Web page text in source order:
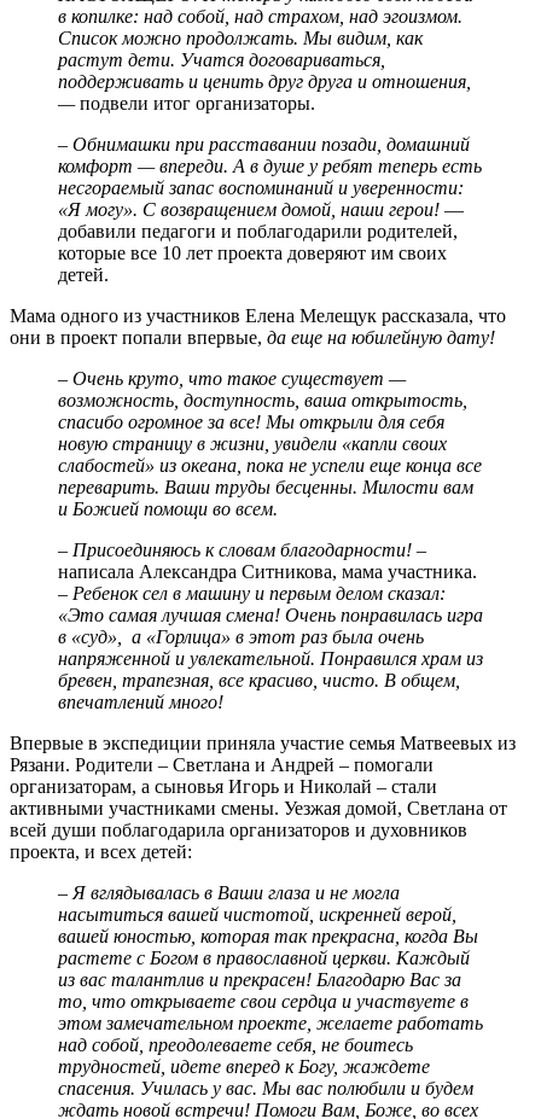
в копилке: над собой, над страхом, над эгоизмом.
Список можно продолжать. Мы видим, как
растут дети. Учатся договариваться,
поддерживать и ценить друг друга и отношения,
—подвели итог организаторы.
– Обнимашки при расставании позади, домашний
комфорт — впереди. А в душе у ребят теперь есть
несгораемый запас воспоминаний и уверенности:
«Я могу». С возвращением домой, наши герои! —
добавили педагоги и поблагодарили родителей,
которые все 10 лет проекта доверяют им своих
детей.
Мама одного из участников Елена Мелещук рассказала, что
они в проект попали впервые, да еще на юбилейную дату!
– Очень круто, что такое существует —
возможность, доступность, ваша открытость,
спасибо огромное за все! Мы открыли для себя
новую страницу в жизни, увидели «капли своих
слабостей» из океана, пока не успели еще конца все
переварить. Ваши труды бесценны. Милости вам
и Божией помощи во всем.
– Присоединяюсь к словам благодарности! –
написала Александра Ситникова, мама участника.
– Ребенок сел в машину и первым делом сказал:
«Это самая лучшая смена! Очень понравилась игра
в «суд», а «Горлица» в этот раз была очень
напряженной и увлекательной. Понравился храм из
бревен, трапезная, все красиво, чисто. В общем,
впечатлений много!
Впервые в экспедиции приняла участие семья Матвеевых из
Рязани. Родители – Светлана и Андрей – помогали
организаторам, а сыновья Игорь и Николай – стали
активными участниками смены. Уезжая домой, Светлана от
всей души поблагодарила организаторов и духовников
проекта, и всех детей:
– Я вглядывалась в Ваши глаза и не могла
насытиться вашей чистотой, искренней верой,
вашей юностью, которая так прекрасна, когда Вы
растете с Богом в православной церкви. Каждый
из вас талантлив и прекрасен! Благодарю Вас за
то, что открываете свои сердца и участвуете в
этом замечательном проекте, желаете работать
над собой, преодолеваете себя, не боитесь
трудностей, идете вперед к Богу, жаждете
спасения. Училась у вас. Мы вас полюбили и будем
ждать новой встречи! Помоги Вам, Боже, во всех